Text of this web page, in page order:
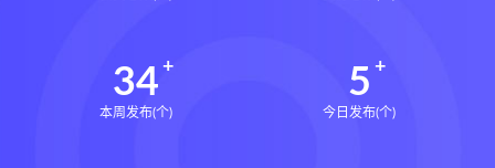
34
本周发布(个)
5
今日发布(个)